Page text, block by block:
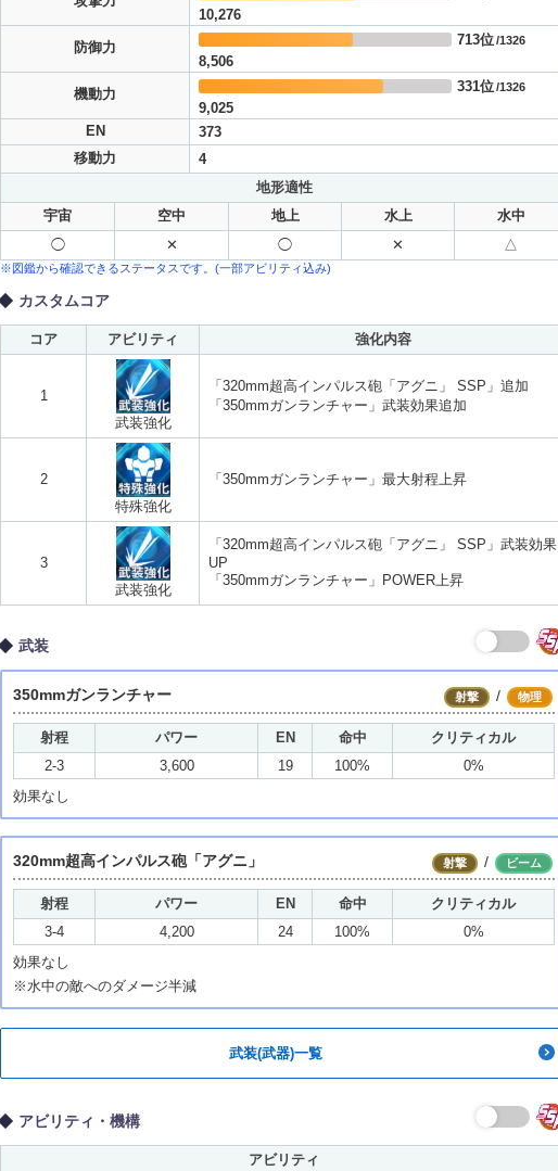
10,276
防御力
8,506
713位/1326
機動力
9,025
331位/1326
EN 373
移動力
4
地形適性
宇宙 空中 地上 水上 水中
◯ ✕ ◯ ✕ △
※図鑑から確認できるステータスです。(一部アビリティ込み)
カスタムコア
コア アビリティ 強化内容
1
武装強化
「320mm超高インパルス砲「アグニ」 SSP」追加
「350mmガンランチャー」武装効果追加
2
特殊強化
「350mmガンランチャー」最大射程上昇
3
武装強化
「320mm超高インパルス砲「アグニ」 SSP」武装効果
UP
「350mmガンランチャー」POWER上昇
武装
350mmガンランチャー 射撃 / 物理
射程 パワー EN 命中
クリティカル
2-3
3,600 19 100% 0%
効果なし
320mm超高インパルス砲「アグニ」 射撃 / ビーム
射程 パワー EN 命中
クリティカル
3-4
4,200 24 100% 0%
効果なし
※水中の敵へのダメージ半減
武装(武器)一覧
アビリティ・機構
アビリティ